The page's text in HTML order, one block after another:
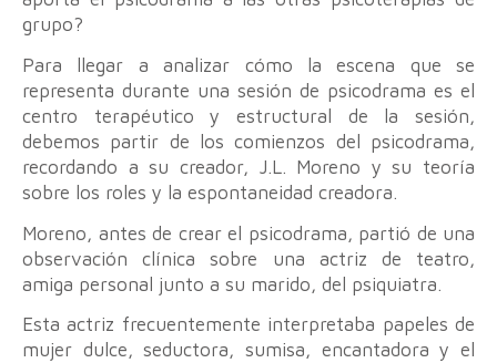
grupo?
Para llegar a analizar cómo la escena que se
representa durante una sesión de psicodrama es el
centro terapéutico y estructural de la sesión,
debemos partir de los comienzos del psicodrama,
recordando a su creador, J.L. Moreno y su teoría
sobre los roles y la espontaneidad creadora.
Moreno, antes de crear el psicodrama, partió de una
observación clínica sobre una actriz de teatro,
amiga personal junto a su marido, del psiquiatra.
Esta actriz frecuentemente interpretaba papeles de
mujer dulce, seductora, sumisa, encantadora y el